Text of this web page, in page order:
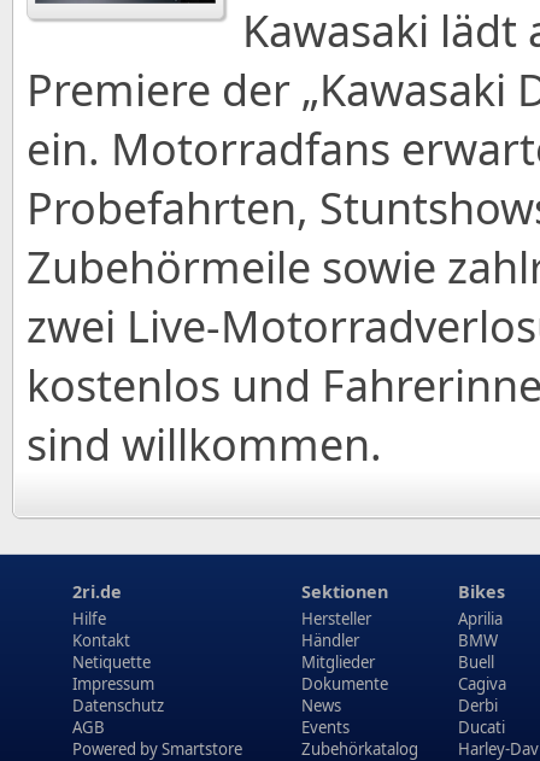
Kawasaki lädt
Premiere der „Kawasaki
ein. Motorradfans
Probefahrten,
Zubehörmeile sowie
zwei Live-
kostenlos und
sind willkommen.
2ri.de
Hilfe
Kontakt
Netiquette
Impressum
Datenschutz
AGB
Powered bySmartstore
Sektionen
Hersteller
Händler
Mitglieder
Dokumente
News
Events
Zubehörkatalog
Bikes
Aprilia
BMW
Buell
Cagiva
Derbi
Ducati
Harley-